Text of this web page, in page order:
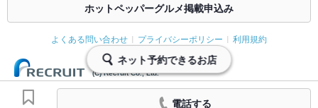
ホットペッパーグルメ掲載申込み
よくある問い合わせ プライバシーポリシー 利用規約
(C) Recruit Co., Ltd.
ネット予約できるお店
電話する